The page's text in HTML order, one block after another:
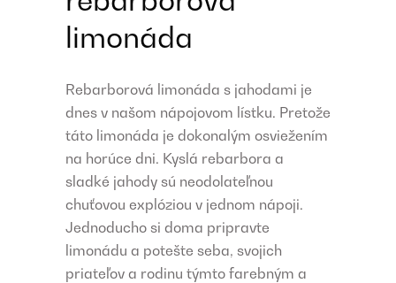
limonáda
Rebarborová limonáda s jahodami je
dnes v našom nápojovom lístku. Pretože
táto limonáda je dokonalým osviežením
na horúce dni. Kyslá rebarbora a
sladké jahody sú neodolateľnou
chuťovou explóziou v jednom nápoji.
Jednoducho si doma pripravte
limonádu a potešte seba, svojich
priateľov a rodinu týmto farebným a